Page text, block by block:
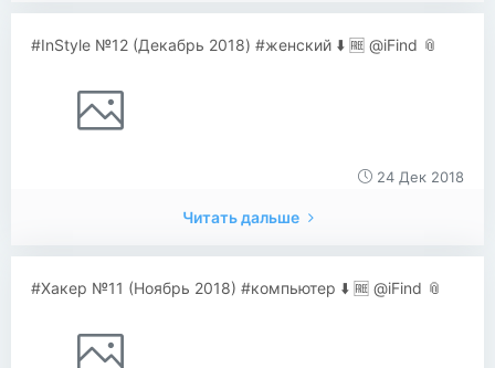
#InStyle №12 (Декабрь 2018) #женский ⬇️ 🆓 @iFind 📎
24 Дек 2018
Читать дальше
#Хакер №11 (Ноябрь 2018) #компьютер ⬇️ 🆓 @iFind 📎